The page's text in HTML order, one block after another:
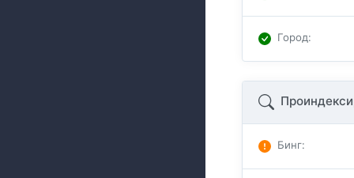
Город:
Бинг: